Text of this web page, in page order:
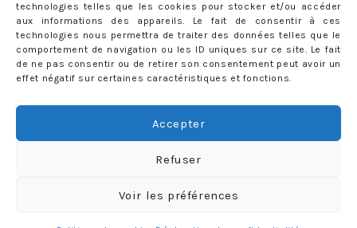
technologies telles que les cookies pour stocker et/ou accéder
aux informations des appareils. Le fait de consentir à ces
technologies nous permettra de traiter des données telles que le
comportement de navigation ou les ID uniques sur ce site. Le fait
de ne pas consentir ou de retirer son consentement peut avoir un
effet négatif sur certaines caractéristiques et fonctions.
Accepter
Refuser
Voir les préférences
ABONNEMENT
Adresse
Rejoignez les 398 autres abonnés
Designed by Light Morango